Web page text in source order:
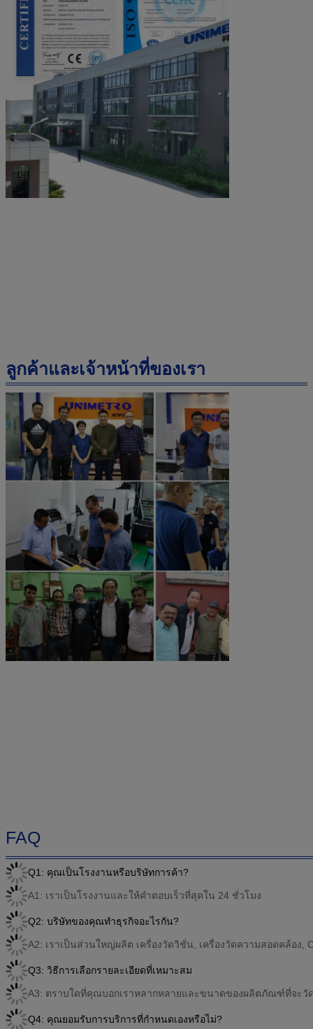
ลูกค้าและเจ้าหน้าที่ของเรา
FAQ
Q1: คุณเป็นโรงงานหรือบริษัทการค้า?
A1: เราเป็นโรงงานและให้คําตอบเร็วที่สุดใน 24 ชั่วโมง
Q2: บริษัทของคุณทําธุรกิจอะไรกัน?
A2: เราเป็นส่วนใหญ่ผลิต เครื่องวัดวิชั่น, เครื่องวัดความสอดคล้อง,
Q3: วิธีการเลือกรายละเอียดที่เหมาะสม
A3: ตราบใดที่คุณบอกเราหลากหลายและขนาดของผลิตภัณฑ์ที่จะวั
Q4: คุณยอมรับการบริการที่กําหนดเองหรือไม่?